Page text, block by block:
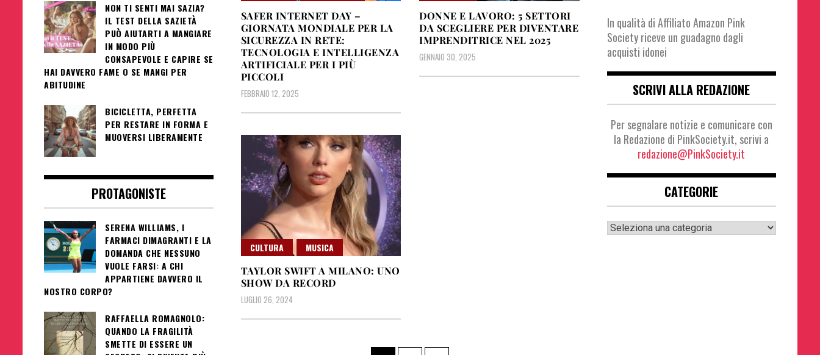
SAFER INTERNET DAY –
GIORNATA MONDIALE PER LA
SICUREZZA IN RETE:
TECNOLOGIA E INTELLIGENZA
ARTIFICIALE PER I PIÙ
PICCOLI
FEBBRAIO 12, 2025
DONNE E LAVORO: 5 SETTORI
DA SCEGLIERE PER DIVENTARE
IMPRENDITRICE NEL 2025
GENNAIO 30, 2025
CULTURA
MUSICA
TAYLOR SWIFT A MILANO: UNO
SHOW DA RECORD
LUGLIO 26, 2024
NON TI SENTI MAI SAZIA?
IL TEST DELLA SAZIETÀ
PUÒ AIUTARTI A MANGIARE
IN MODO PIÙ
CONSAPEVOLE E CAPIRE SE
HAI DAVVERO FAME O SE MANGI PER
ABITUDINE
BICICLETTA, PERFETTA
PER RESTARE IN FORMA E
MUOVERSI LIBERAMENTE
PROTAGONISTE
SERENA WILLIAMS, I
FARMACI DIMAGRANTI E LA
DOMANDA CHE NESSUNO
VUOLE FARSI: A CHI
APPARTIENE DAVVERO IL
NOSTRO CORPO?
RAFFAELLA ROMAGNOLO:
QUANDO LA FRAGILITÀ
SMETTE DI ESSERE UN
In qualità di Affiliato Amazon Pink
Society riceve un guadagno dagli
acquisti idonei
SCRIVI ALLA REDAZIONE
Per segnalare notizie e comunicare con
la Redazione di PinkSociety.it, scrivi a
redazione@PinkSociety.it
CATEGORIE
Categorie